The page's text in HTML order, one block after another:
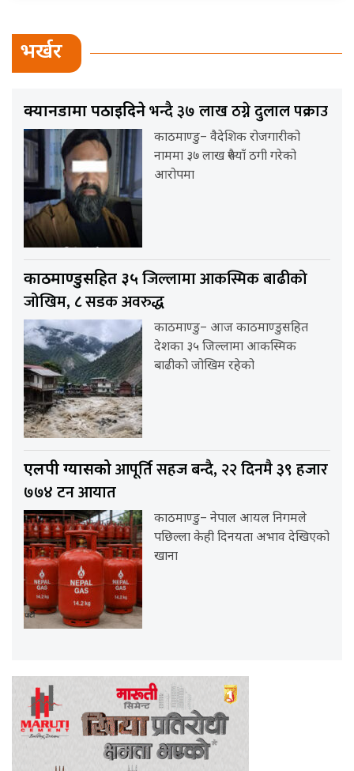
भर्खर
क्यानडामा पठाइदिनेभन्दै ३७ लाख ठग्ने दुलाल पक्राउ
काठमाण्डु– वैदेशिक रोजगारीको
नाममा ३७ लाख रुपैयाँ ठगी गरेको
आरोपमा
काठमाण्डुसहित ३५ जिल्लामा आकस्मिक बाढीको
जोखिम, ८ सडक अवरुद्ध
काठमाण्डु– आज काठमाण्डुसहित
देशका ३५ जिल्लामा आकस्मिक
बाढीको जोखिम रहेको
एलपी ग्यासकोआपूर्ति सहज बन्दै, २२ दिनमै ३९ हजार
७७४ टन आयात
काठमाण्डु– नेपाल आयल निगमले
पछिल्ला केही दिनयता अभाव देखिएको
खाना